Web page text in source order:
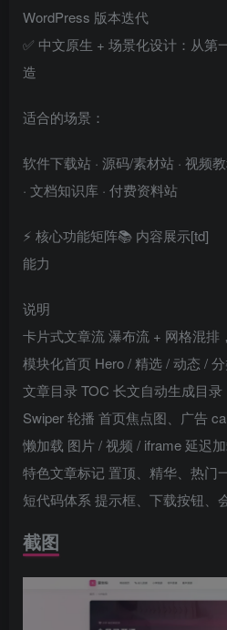
WordPress 版本迭代
✅ 中文原生 + 场景化设计：从第
造
适合的场景：
软件下载站 · 源码/素材站 · 视频
· 文档知识库 · 付费资料站
⚡ 核心功能矩阵📚 内容展示[td]
能力
说明
卡片式文章流 瀑布流 + 网格混排
模块化首页 Hero / 精选 / 动态 /
文章目录 TOC 长文自动生成目
Swiper 轮播 首页焦点图、广告
懒加载 图片 / 视频 / iframe 延迟
特色文章标记 置顶、精华、热门
短代码体系 提示框、下载按钮、
截图